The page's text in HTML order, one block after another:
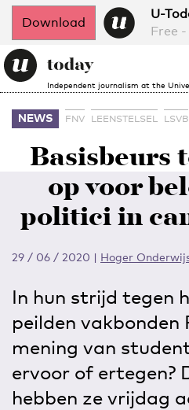
Download
U-
Free
Independent journalism at the
NEWS FNV LEENSTELSEL LSVB
Basisbeurs
op voor
politici in
29 / 06 / 2020 | Hoger
In hun strijd tegen
peilden vakbonden
mening van
ervoor of ertegen?
hebben ze vrijdag